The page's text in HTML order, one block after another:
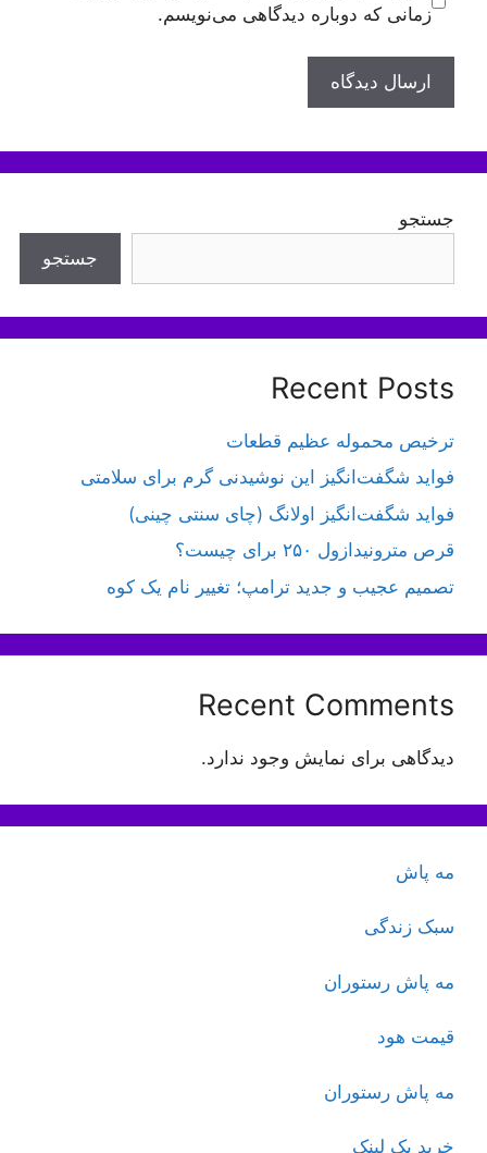
زمانی که دوباره دیدگاهی می‌نویسم.
جستجو
جستجو
Recent Posts
ترخیص محموله عظیم قطعات
فواید شگفت‌انگیز این نوشیدنی گرم برای سلامتی
فواید شگفت‌انگیز اولانگ (چای سنتی چینی)
قرص مترونیدازول ۲۵۰ برای چیست؟
تصمیم عجیب و جدید ترامپ؛ تغییر نام یک کوه
Recent Comments
دیدگاهی برای نمایش وجود ندارد.
مه پاش
سبک زندگی
مه پاش رستوران
قیمت هود
مه پاش رستوران
خرید بک لینک